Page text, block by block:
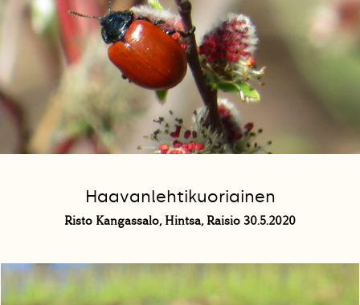
Haavanlehtikuoriainen
Risto Kangassalo, Hintsa, Raisio 30.5.2020